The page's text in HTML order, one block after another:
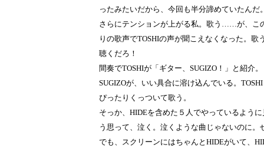
ったみたいだから、今回も半分諦めていたんだ
さらにテンションが上がる私。歌う……が、こ
りの歌声でTOSHIの声が聞こえなくなった。
聴くだろ！
間奏でTOSHIが「ギター、SUGIZO！」と紹介。
SUGIZOが、いい具合に溶け込んでいる。
ぴったりくっついて歌う。
そっか、HIDEを含めた５人でやっているよう
う思って、泣く。泣くような曲じゃないのに。
でも、スクリーンにはちゃんとHIDEがいて、